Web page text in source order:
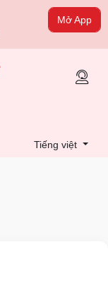
Mở App
Tiếng việt